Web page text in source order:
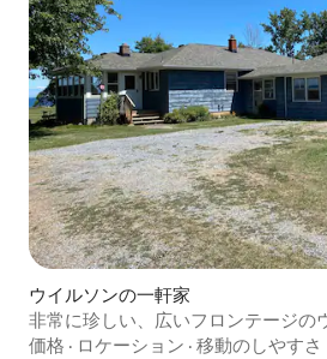
ウイルソンの一軒家
非常に珍しい、広いフロンテージの
宿泊先
価格 · ロケーション · 移動のしやすさ